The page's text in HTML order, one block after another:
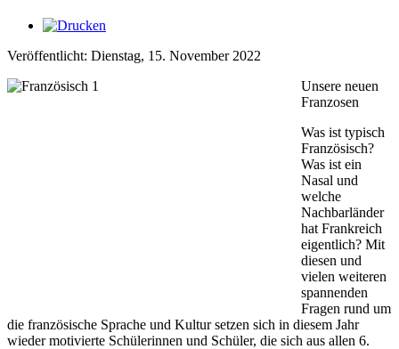
Veröffentlicht: Dienstag, 15. November 2022
Unsere neuen
Franzosen
Was ist typisch
Französisch?
Was ist ein
Nasal und
welche
Nachbarländer
hat Frankreich
eigentlich? Mit
diesen und
vielen weiteren
spannenden
Fragen rund um
die französische Sprache und Kultur setzen sich in diesem Jahr
wieder motivierte Schülerinnen und Schüler, die sich aus allen 6.